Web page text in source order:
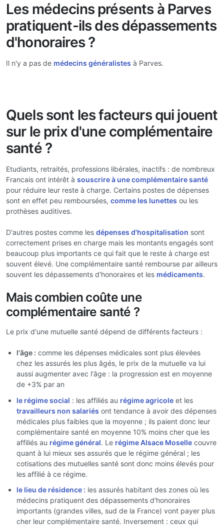
Les médecins présents à Parves
pratiquent-ils des dépassements
d'honoraires ?
Il n'y a pas de médecins généralistes à Parves.
Quels sont les facteurs qui jouent
sur le prix d'une complémentaire
santé ?
Etudiants, retraités, professions libérales, inactifs : de nombreux
Francais ont intérêt à souscrire à une complémentaire santé
pour réduire leur reste à charge. Certains postes de dépenses
sont en effet peu remboursées, comme les lunettes ou les
prothèses auditives.
D'autres postes comme les dépenses d'hospitalisation sont
correctement prises en charge mais les montants engagés sont
beaucoup plus importants ce qui fait que le reste à charge est
souvent élevé. Une complémentaire santé rembourse par ailleurs
souvent les dépassements d'honoraires et les médicaments.
Mais combien coûte une
complémentaire santé ?
Le prix d'une mutuelle santé dépend de différents facteurs :
l'âge : comme les dépenses médicales sont plus élevées
chez les assurés les plus âgés, le prix de la mutuelle va lui
aussi augmenter avec l'âge : la progression est en moyenne
de +3% par an
le régime social : les affiliés au régime agricole et les
travailleurs non salariés ont tendance à avoir des dépenses
médicales plus faibles que la moyenne ; ils paient donc leur
complémentaire santé en moyenne 10% moins cher que les
affiliés au régime général. Le régime Alsace Moselle couvre
quant à lui mieux ses assurés que le régime général ; les
cotisations des mutuelles santé sont donc moins élevés pour
les affilié à ce régime.
le lieu de résidence : les assurés habitant des zones où les
médecins pratiquent des dépassements d'honoraires
importants (grandes villes, sud de la France) vont payer plus
cher leur complémentaire santé. Inversement : ceux qui